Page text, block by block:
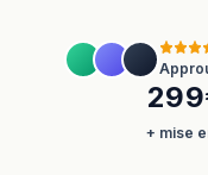
+ mise